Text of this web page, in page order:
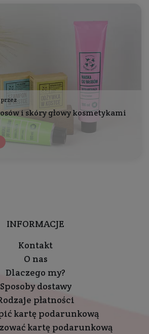
przez
i skóry głowy kosmetykami
INFORMACJE
Kontakt
O nas
Dlaczego my?
Sposoby dostawy
płatności
kartę podarunkową
kartę podarunkową